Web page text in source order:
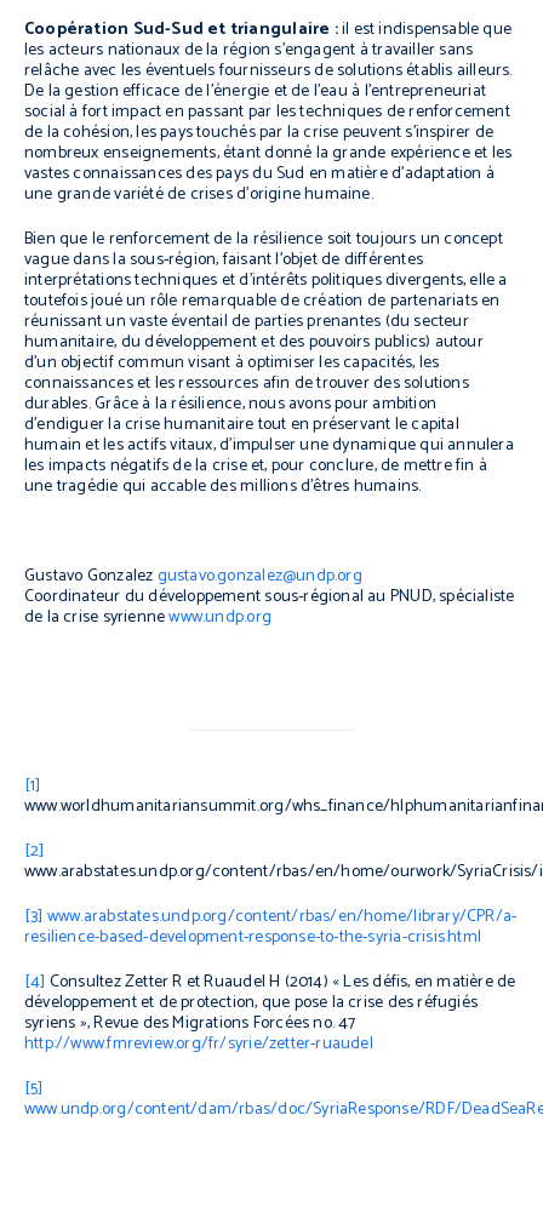
Coopération Sud-Sud et triangulaire :il est indispensable que
les acteurs nationaux de la région s’engagent à travailler sans
relâche avec les éventuels fournisseurs de solutions établis ailleurs.
De la gestion efficace de l’énergie et de l’eau à l’entrepreneuriat
social à fort impact en passant par les techniques de renforcement
de la cohésion, les pays touchés par la crise peuvent s’inspirer de
nombreux enseignements, étant donné la grande expérience et les
vastes connaissances des pays du Sud en matière d’adaptation à
une grande variété de crises d’origine humaine.
Bien que le renforcement de la résilience soit toujours un concept
vague dans la sous-région, faisant l’objet de différentes
interprétations techniques et d’intérêts politiques divergents, elle a
toutefois joué un rôle remarquable de création de partenariats en
réunissant un vaste éventail de parties prenantes (du secteur
humanitaire, du développement et des pouvoirs publics) autour
d’un objectif commun visant à optimiser les capacités, les
connaissances et les ressources afin de trouver des solutions
durables. Grâce à la résilience, nous avons pour ambition
d’endiguer la crise humanitaire tout en préservant le capital
humain et les actifs vitaux, d’impulser une dynamique qui annulera
les impacts négatifs de la crise et, pour conclure, de mettre fin à
une tragédie qui accable des millions d’êtres humains.
Gustavo Gonzalezgustavo.gonzalez@undp.org
Coordinateur du développement sous-régional au PNUD, spécialiste
de la crise syriennewww.undp.org
[1]
www.worldhumanitariansummit.org/whs_finance/
[2]
www.arabstates.undp.org/content/rbas/en/home/ourwork/
[3] www.arabstates.undp.org/content/rbas/en/home/library/CPR/a-
resilience-based-development-response-to-the-syria-crisis.html
[4] Consultez Zetter R et Ruaudel H (2014) « Les défis, en matière de
développement et de protection, que pose la crise des réfugiés
syriens »,Revue des Migrations Forcéesno. 47
http://www.fmreview.org/fr/syrie/zetter-ruaudel
[5]
www.undp.org/content/dam/rbas/doc/SyriaResponse/RDF/